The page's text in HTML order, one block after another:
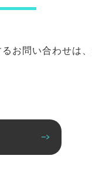
お問い合わせは